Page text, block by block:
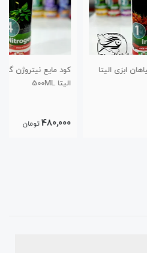
کود مایع نیتروژن گیاهان ابزی